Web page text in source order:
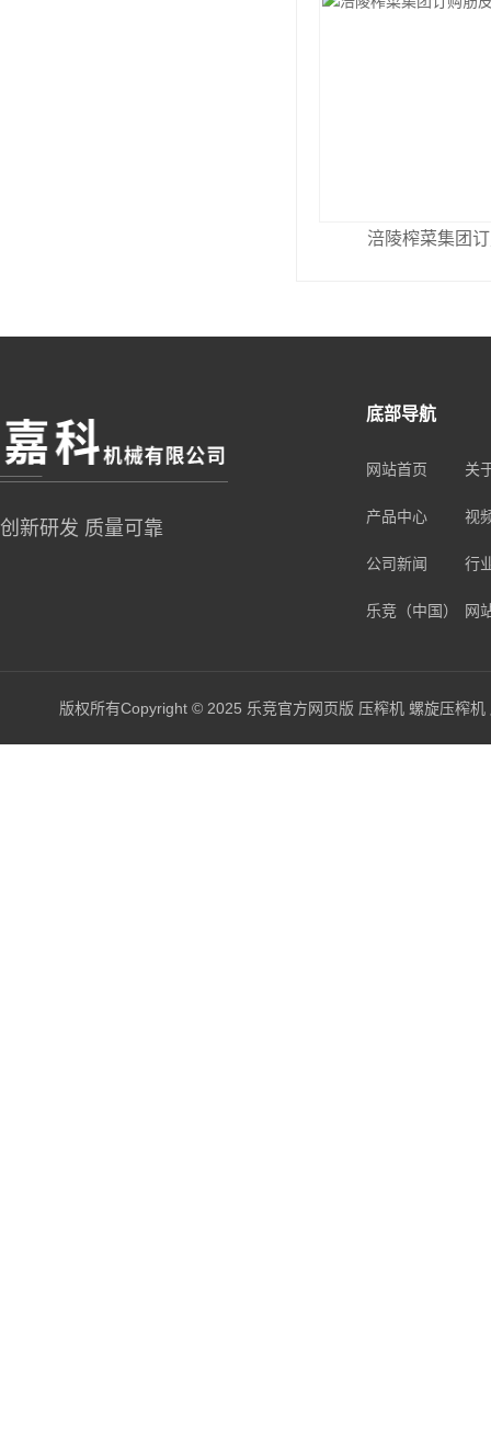
涪陵榨菜集团
创新研发 质量可靠
底部导航
网站首页 关
产品中心 视
公司新闻 行
乐竞（中国） 网
版权所有Copyright © 2025 乐竞官方网页版 压榨机 螺旋压榨